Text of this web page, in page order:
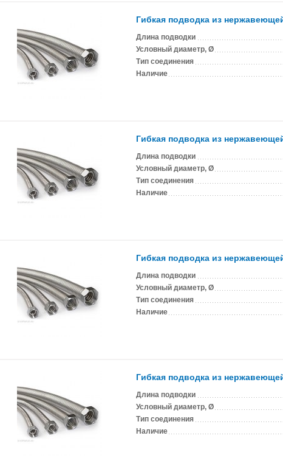
Гибкая подводка из
Длина подводки
Условный диаметр, Ø
Тип соединения
Наличие
Гибкая подводка из
Длина подводки
Условный диаметр, Ø
Тип соединения
Наличие
Гибкая подводка из
Длина подводки
Условный диаметр, Ø
Тип соединения
Наличие
Гибкая подводка из
Длина подводки
Условный диаметр, Ø
Тип соединения
Наличие